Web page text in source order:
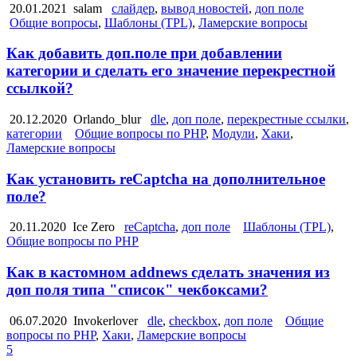
20.01.2021 salam слайдер, вывод новостей, доп поле
Общие вопросы, Шаблоны (TPL), Ламерские вопросы
Как добавить доп.поле при добавлении
категории и сделать его значение перекрестной
ссылкой?
20.12.2020 Orlando_blur dle, доп поле, перекрестные ссылки,
категории
Общие вопросы по PHP, Модули, Хаки,
Ламерские вопросы
Как установить reCaptcha на дополнительное
поле?
20.11.2020 Ice Zero reCaptcha, доп поле Шаблоны (TPL),
Общие вопросы по PHP
Как в кастомном addnews сделать значения из
доп поля типа "список" чекбоксами?
06.07.2020 Invokerlover dle, checkbox, доп поле
Общие
вопросы по PHP, Хаки, Ламерские вопросы
5